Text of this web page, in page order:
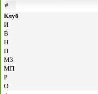
#
Клуб
И
В
Н
П
МЗ
МП
Р
О